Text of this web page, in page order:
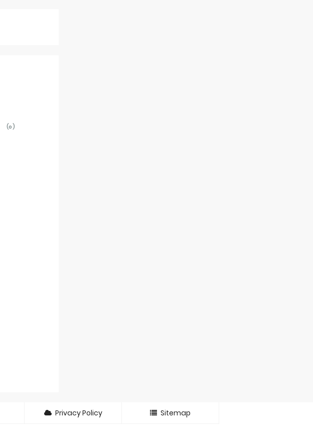
(o)
Privacy Policy Sitemap